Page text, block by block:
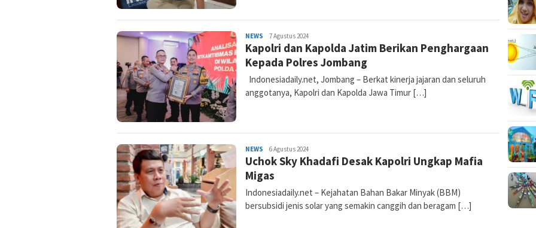
NEWS Nur
Komalasari
7 Agustus 2024
Kapolri dan Kapolda Jatim Berikan Penghargaan
Kepada Polres Jombang
Indonesiadaily.net, Jombang – Berkat kinerja jajaran dan seluruh
anggotanya, Kapolri dan Kapolda Jawa Timur […]
NEWS Diki
Sudrajat
6 Agustus 2024
Uchok Sky Khadafi Desak Kapolri Ungkap Mafia
Migas
Indonesiadaily.net – Kejahatan Bahan Bakar Minyak (BBM)
bersubsidi jenis solar yang semakin canggih dan beragam […]